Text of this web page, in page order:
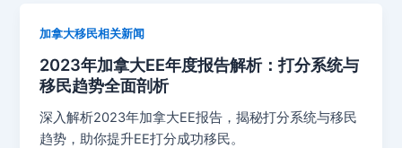
加拿大移民相关新闻
2023年加拿大EE年度报告解析：打分系统与
移民趋势全面剖析
深入解析2023年加拿大EE报告，揭秘打分系统与移民
趋势，助你提升EE打分成功移民。